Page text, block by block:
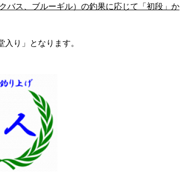
バス、ブルーギル）の釣果に応じて「初段」か
り」となります。